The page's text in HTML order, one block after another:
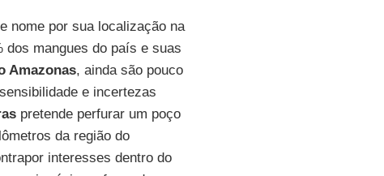
nome por sua localização na
mangues do país e suas
Amazonas, ainda são pouco
e incertezas
pretende perfurar um poço
da região do
interesses dentro do